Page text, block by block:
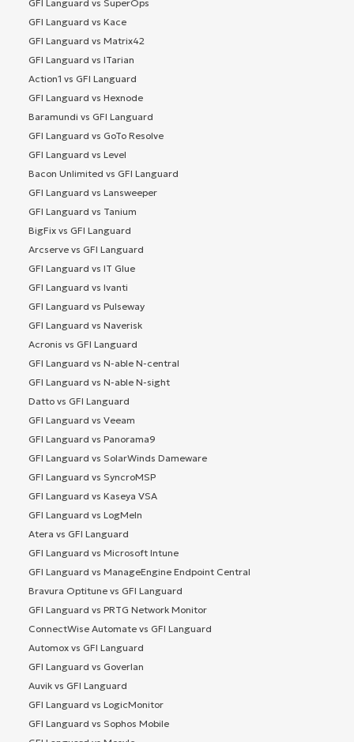
GFI Languard vs SuperOps
GFI Languard vs Kace
GFI Languard vs Matrix42
GFI Languard vs ITarian
Action1 vs GFI Languard
GFI Languard vs Hexnode
Baramundi vs GFI Languard
GFI Languard vs GoTo Resolve
GFI Languard vs Level
Bacon Unlimited vs GFI Languard
GFI Languard vs Lansweeper
GFI Languard vs Tanium
BigFix vs GFI Languard
Arcserve vs GFI Languard
GFI Languard vs IT Glue
GFI Languard vs Ivanti
GFI Languard vs Pulseway
GFI Languard vs Naverisk
Acronis vs GFI Languard
GFI Languard vs N-able N-central
GFI Languard vs N-able N-sight
Datto vs GFI Languard
GFI Languard vs Veeam
GFI Languard vs Panorama9
GFI Languard vs SolarWinds Dameware
GFI Languard vs SyncroMSP
GFI Languard vs Kaseya VSA
GFI Languard vs LogMeIn
Atera vs GFI Languard
GFI Languard vs Microsoft Intune
GFI Languard vs ManageEngine Endpoint Central
Bravura Optitune vs GFI Languard
GFI Languard vs PRTG Network Monitor
ConnectWise Automate vs GFI Languard
Automox vs GFI Languard
GFI Languard vs Goverlan
Auvik vs GFI Languard
GFI Languard vs LogicMonitor
GFI Languard vs Sophos Mobile